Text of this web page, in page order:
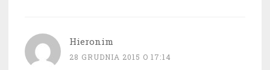
Hieronim
28 GRUDNIA 2015 O 17:14